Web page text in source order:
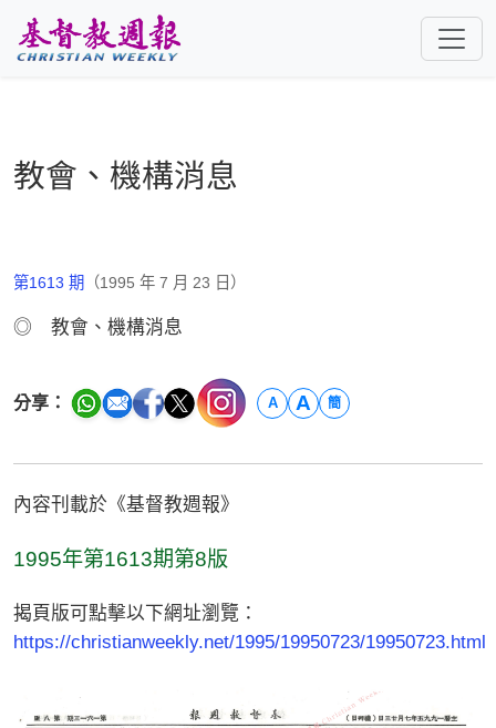
教會、機構消息
第1613 期 （1995 年 7 月 23 日）
◎ 教會、機構消息
分享： A A 簡
內容刊載於《基督教週報》
1995年第1613期第8版
揭頁版可點擊以下網址瀏覽：
https://christianweekly.net/1995/19950723/19950723.html